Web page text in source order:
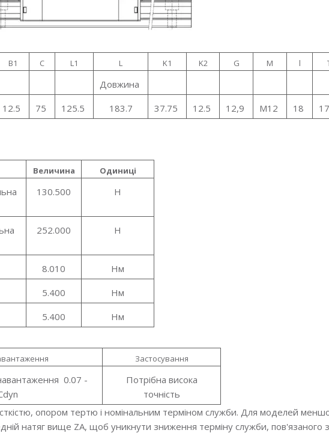
B1 C L1 L K1 K2 G M l
Довжина
12.5 75 125.5 183.7 37.75 12.5 12,9 M12 18
Величина Одиниці
130.500 Н
252.000 Н
8.010
Нм
5.400
Нм
5.400 Нм
Застосування
0.07 -
Потрібна висока
точність
опором тертю і номінальним терміном служби. Для моделей
натяг вище ZA, щоб уникнути зниження терміну служби, пов'язаного